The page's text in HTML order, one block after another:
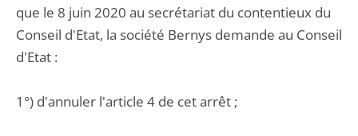
que le 8 juin 2020 au secrétariat du contentieux du
Conseil d'Etat, la société Bernys demande au Conseil
d'Etat :
1°) d'annuler l'article 4 de cet arrêt ;